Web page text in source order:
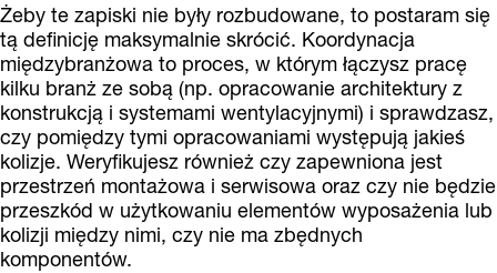
Żeby te zapiski nie były rozbudowane, to postaram się
tą definicję maksymalnie skrócić. Koordynacja
międzybranżowa to proces, w którym łączysz pracę
kilku branż ze sobą (np. opracowanie architektury z
konstrukcją i systemami wentylacyjnymi) i sprawdzasz,
czy pomiędzy tymi opracowaniami występują jakieś
kolizje. Weryfikujesz również czy zapewniona jest
przestrzeń montażowa i serwisowa oraz czy nie będzie
przeszkód w użytkowaniu elementów wyposażenia lub
kolizji między nimi, czy nie ma zbędnych
komponentów.